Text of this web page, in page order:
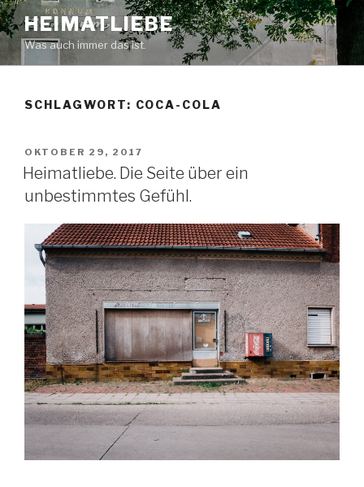
Zum
Inhalt
springen
HEIMATLIEBE
Was auch immer das ist.
SCHLAGWORT: COCA-COLA
VERÖFFENTLICHT
AM
OKTOBER 29, 2017
Heimatliebe. Die Seite über ein
unbestimmtes Gefühl.